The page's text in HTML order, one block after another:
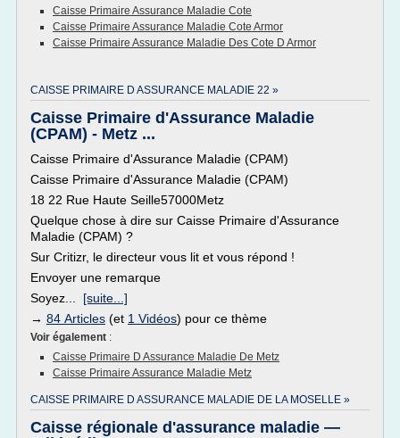
Caisse Primaire Assurance Maladie Cote
Caisse Primaire Assurance Maladie Cote Armor
Caisse Primaire Assurance Maladie Des Cote D Armor
CAISSE PRIMAIRE D ASSURANCE MALADIE 22 »
Caisse Primaire d'Assurance Maladie
(CPAM) - Metz ...
Caisse Primaire d'Assurance Maladie (CPAM)
Caisse Primaire d'Assurance Maladie (CPAM)
18 22 Rue Haute Seille57000Metz
Quelque chose à dire sur Caisse Primaire d'Assurance
Maladie (CPAM) ?
Sur Critizr, le directeur vous lit et vous répond !
Envoyer une remarque
Soyez... [suite...]
→ 84 Articles (et 1 Vidéos) pour ce thème
Voir également :
Caisse Primaire D Assurance Maladie De Metz
Caisse Primaire Assurance Maladie Metz
CAISSE PRIMAIRE D ASSURANCE MALADIE DE LA MOSELLE »
Caisse régionale d'assurance maladie —